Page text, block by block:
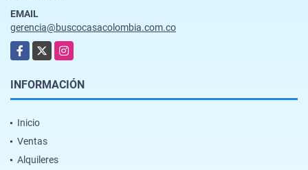
EMAIL
gerencia@buscocasacolombia.com.co
Facebook
X Instagram
INFORMACIÓN
Inicio
Ventas
Alquileres